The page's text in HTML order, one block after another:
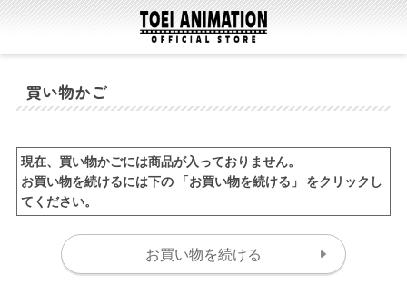
買い物かご
現在、買い物かごには商品が入っておりません。
お買い物を続けるには下の 「お買い物を続ける」 をクリックし
てください。